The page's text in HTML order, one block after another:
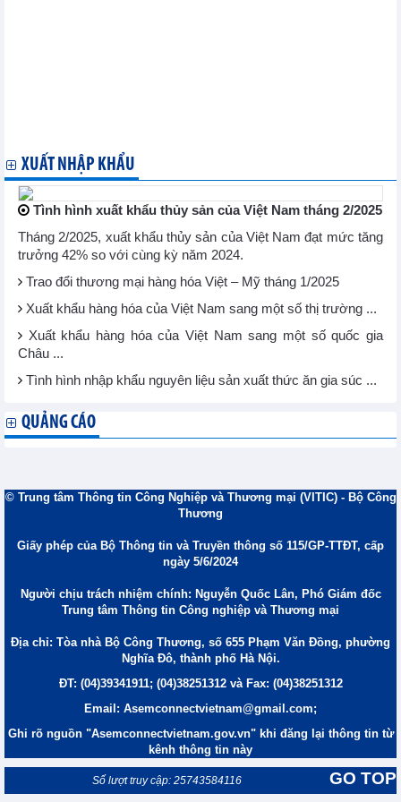
XUẤT NHẬP KHẨU
Tình hình xuất khẩu thủy sản của Việt Nam tháng 2/2025
Tháng 2/2025, xuất khẩu thủy sản của Việt Nam đạt mức tăng
trưởng 42% so với cùng kỳ năm 2024.
Trao đổi thương mại hàng hóa Việt – Mỹ tháng 1/2025
Xuất khẩu hàng hóa của Việt Nam sang một số thị trường ...
Xuất khẩu hàng hóa của Việt Nam sang một số quốc gia
Châu ...
Tình hình nhập khẩu nguyên liệu sản xuất thức ăn gia súc ...
QUẢNG CÁO
© Trung tâm Thông tin Công Nghiệp và Thương mại (VITIC) - Bộ Công
Thương
Giấy phép của Bộ Thông tin và Truyền thông số 115/GP-TTĐT, cấp
ngày 5/6/2024
Người chịu trách nhiệm chính: Nguyễn Quốc Lân, Phó Giám đốc
Trung tâm Thông tin Công nghiệp và Thương mại
Địa chỉ: Tòa nhà Bộ Công Thương, số 655 Phạm Văn Đồng, phường
Nghĩa Đô, thành phố Hà Nội.
ĐT: (04)39341911; (04)38251312 và Fax: (04)38251312
Email: Asemconnectvietnam@gmail.com;
Ghi rõ nguồn "Asemconnectvietnam.gov.vn" khi đăng lại thông tin từ
kênh thông tin này
GO TOP
Số lượt truy cập: 25743584116